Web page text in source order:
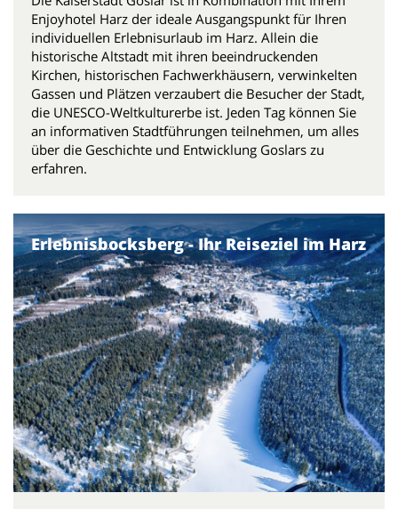
Enjoyhotel Harz der ideale Ausgangspunkt für Ihren
individuellen Erlebnisurlaub im Harz. Allein die
historische Altstadt mit ihren beeindruckenden
Kirchen, historischen Fachwerkhäusern, verwinkelten
Gassen und Plätzen verzaubert die Besucher der Stadt,
die UNESCO-Weltkulturerbe ist. Jeden Tag können Sie
an informativen Stadtführungen teilnehmen, um alles
über die Geschichte und Entwicklung Goslars zu
erfahren.
Erlebnisbocksberg - Ihr Reiseziel im Harz